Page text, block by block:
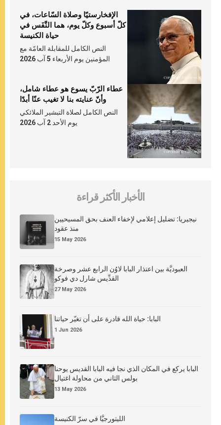
الإفخارستيّا وصلاة السّاعات، في
كلّ أسبوع وكلّ يوم، هما النَّفَس في
حياة الكنيسة
النص الكامل للمقابلة العامّة مع
المؤمنين يوم الأربعاء 5 آب 2026
عطاء الرّبّ يسوع هو عطاء شامل،
وأنّ عنايته بنا لا تغيب عنّا أبدًا
النص الكامل لصلاة التبشير الملائكي
يوم الأحد 2 آب 2026
الأخبار الأكثر قراءة
نيجيريا: تضليل إعلامي لإخفاء العنف بحق المسيحيين
منذ عقود
15 May 2026
العبوديَّة بين اعتذار البابا لاوُن الرابع عشر وصرخة
القدِّيس شارل دي فوكو
27 May 2026
البابا: حياة الله قادرة على أن تغيّر حياتنا
1 Jun 2026
البابا يركع في المكان الذي نجا فيه البابا القديس يوحنا
بولس الثاني من محاولة اغتيال
13 May 2026
الليتورجيَّا في سرّ الكنيسة